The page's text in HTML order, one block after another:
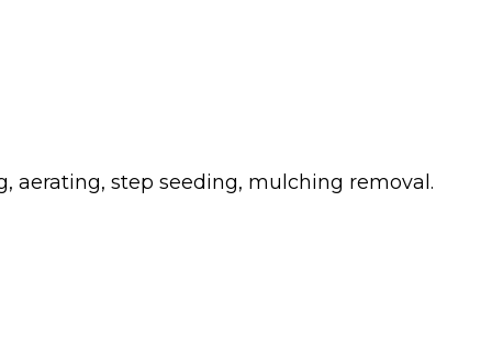
step seeding, mulching removal.